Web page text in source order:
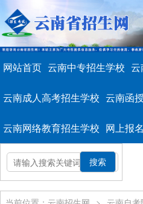
网站首页 云南中专招生学校 云
云南成人高考招生学校 云南函
云南网络教育招生学校 网上报名